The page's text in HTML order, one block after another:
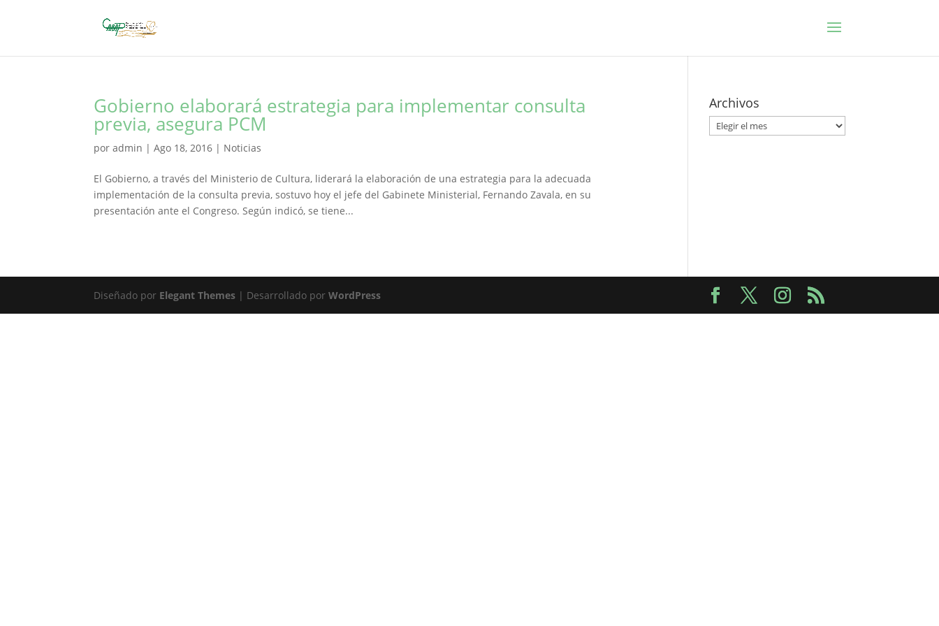
Gobierno elaborará estrategia para implementar consulta
previa, asegura PCM
poradmin |Ago 18, 2016 | Noticias
El Gobierno, a través del Ministerio de Cultura, liderará la elaboración de una estrategia para la adecuada
implementación de la consulta previa, sostuvo hoy el jefe del Gabinete Ministerial, Fernando Zavala, en su
presentación ante el Congreso. Según indicó, se tiene...
Archivos
Archivos
Diseñado por Elegant Themes | Desarrollado porWordPress